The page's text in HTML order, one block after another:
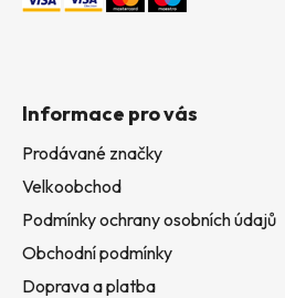
Informace pro vás
Prodávané značky
Velkoobchod
Podmínky ochrany osobních údajů
Obchodní podmínky
Doprava a platba